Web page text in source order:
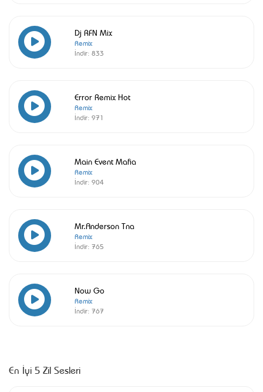
Dj RFN Mix
Remix
İndir: 833
Error Remix Hot
Remix
İndir: 971
Main Event Mafia
Remix
İndir: 904
Mr.Anderson Tna
Remix
İndir: 765
Now Go
Remix
İndir: 767
En İyi 5 Zil Sesleri